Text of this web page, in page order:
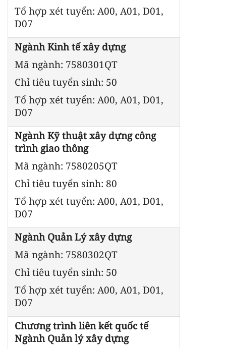
Tổ hợp xét tuyển: A00, A01, D01,
D07
Ngành Kinh tế xây dựng
Mã ngành: 7580301QT
Chỉ tiêu tuyển sinh: 50
Tổ hợp xét tuyển: A00, A01, D01,
D07
Ngành Kỹ thuật xây dựng công
trình giao thông
Mã ngành: 7580205QT
Chỉ tiêu tuyển sinh: 80
Tổ hợp xét tuyển: A00, A01, D01,
D07
Ngành Quản Lý xây dựng
Mã ngành: 7580302QT
Chỉ tiêu tuyển sinh: 50
Tổ hợp xét tuyển: A00, A01, D01,
D07
Chương trình liên kết quốc tế
Ngành Quản lý xây dựng